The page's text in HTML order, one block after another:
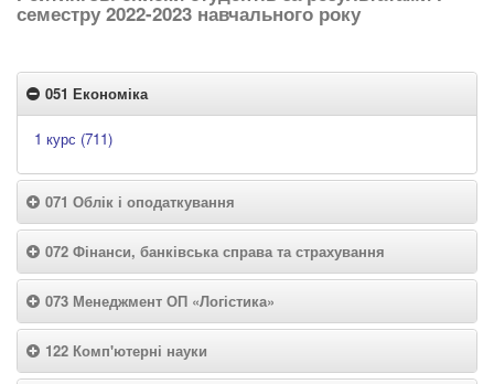
семестру 2022-2023 навчального року
051 Економіка
1 курс (711)
071 Облік і оподаткування
072 Фінанси, банківська справа та страхування
073 Менеджмент ОП «Логістика»
122 Комп'ютерні науки